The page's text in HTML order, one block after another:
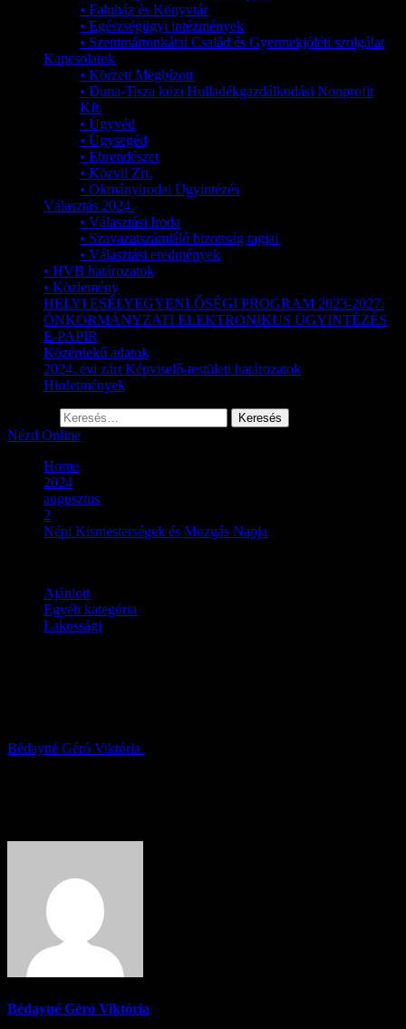
• Faluház és Könyvtár
• Egészségügyi intézmények
• Szentmártonkátai Család és Gyermekjóléti szolgálat
Kapcsolatok
• Körzeti Megbízott
• Duna-Tisza közi Hulladékgazdálkodási Nonprofit
Kft.
• Ügyvéd
• Ügysegéd
• Ebrendészet
• Közvil Zrt.
• Okmányirodai Ügyintézés
Választás 2024.
• Választási Iroda
• Szavazatszámláló bizottság tagjai
• Választási eredmények
• HVB határozatok
• Közlemény
HELYI ESÉLYEGYENLŐSÉGI PROGRAM 2023-2027.
ÖNKORMÁNYZATI ELEKTRONIKUS ÜGYINTÉZÉS
E-PAPÍR
Közérdekű adatok
2024. évi zárt Képviselő-testületi határozatok
Hirdetmények
Nézd Online
Home
2024
augusztus
2
Népi Kismesterségek és Mozgás Napja
Ajánlott
Egyéb kategória
Lakossági
Bédayné Géró Viktória
Bédayné Géró Viktória